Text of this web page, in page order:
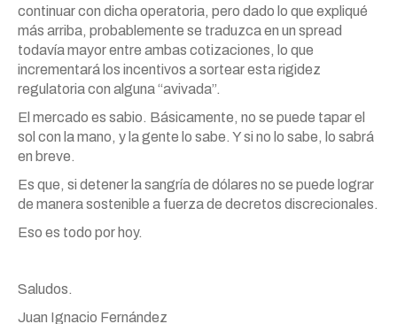
continuar con dicha operatoria, pero dado lo que expliqué
más arriba, probablemente se traduzca en un spread
todavía mayor entre ambas cotizaciones, lo que
incrementará los incentivos a sortear esta rigidez
regulatoria con alguna “avivada”.
El mercado es sabio. Básicamente, no se puede tapar el
sol con la mano, y la gente lo sabe. Y si no lo sabe, lo sabrá
en breve.
Es que, si detener la sangría de dólares no se puede lograr
de manera sostenible a fuerza de decretos discrecionales.
Eso es todo por hoy.
Saludos.
Juan Ignacio Fernández